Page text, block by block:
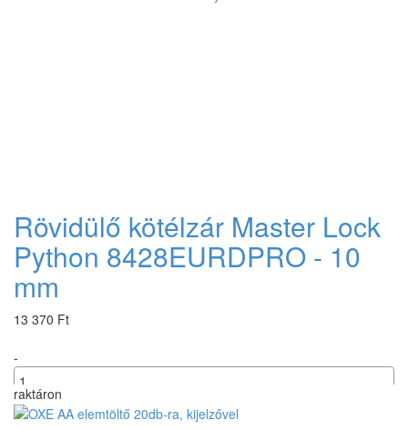
Rövidülő kötélzár Master Lock
Python 8428EURDPRO - 10
mm
13 370 Ft
-
+
raktáron